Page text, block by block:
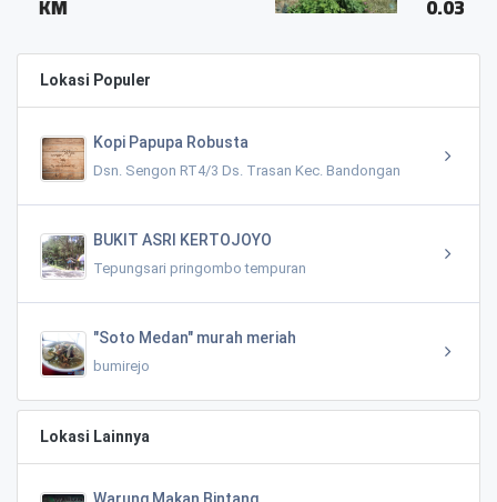
Lokasi Populer
Kopi Papupa Robusta
Dsn. Sengon RT4/3 Ds. Trasan Kec. Bandongan
BUKIT ASRI KERTOJOYO
Tepungsari pringombo tempuran
"Soto Medan" murah meriah
bumirejo
Lokasi Lainnya
Warung Makan Bintang